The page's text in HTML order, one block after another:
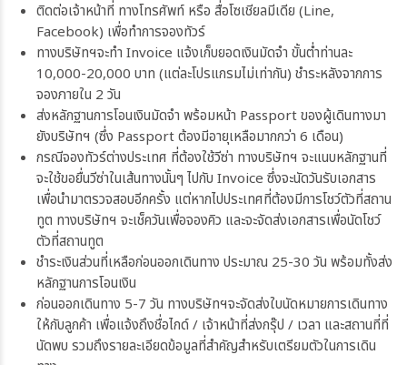
ติดต่อเจ้าหน้าที่ ทางโทรศัพท์ หรือ สื่อโซเชียลมีเดีย (Line,
Facebook) เพื่อทำการจองทัวร์
ทางบริษัทฯจะทำ Invoice แจ้งเก็บยอดเงินมัดจำ ขั้นต่ำท่านละ
10,000-20,000 บาท (แต่ละโปรแกรมไม่เท่ากัน) ชำระหลังจากการ
จองภายใน 2 วัน
ส่งหลักฐานการโอนเงินมัดจำ พร้อมหน้า Passport ของผู้เดินทางมา
ยังบริษัทฯ (ซึ่ง Passport ต้องมีอายุเหลือมากกว่า 6 เดือน)
กรณีจองทัวร์ต่างประเทศ ที่ต้องใช้วีซ่า ทางบริษัทฯ จะแนบหลักฐานที่
จะใช้ขอยื่นวีซ่าในเส้นทางนั้นๆ ไปกับ Invoice ซึ่งจะนัดวันรับเอกสาร
เพื่อนำมาตรวจสอบอีกครั้ง แต่หากไปประเทศที่ต้องมีการโชว์ตัวที่สถาน
ทูต ทางบริษัทฯ จะเช็ควันเพื่อจองคิว และจะจัดส่งเอกสารเพื่อนัดโชว์
ตัวที่สถานทูต
ชำระเงินส่วนที่เหลือก่อนออกเดินทาง ประมาณ 25-30 วัน พร้อมทั้งส่ง
หลักฐานการโอนเงิน
ก่อนออกเดินทาง 5-7 วัน ทางบริษัทฯจะจัดส่งใบนัดหมายการเดินทาง
ให้กับลูกค้า เพื่อแจ้งถึงชื่อไกด์ / เจ้าหน้าที่ส่งกรุ๊ป / เวลา และสถานที่ที่
นัดพบ รวมถึงรายละเอียดข้อมูลที่สำคัญสำหรับเตรียมตัวในการเดิน